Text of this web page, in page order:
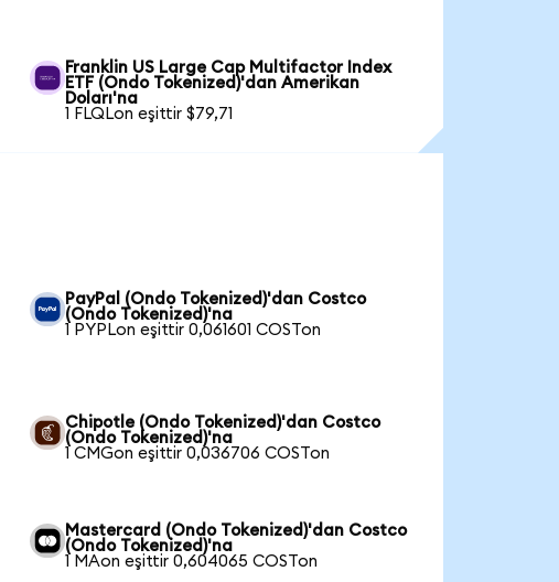
Franklin US Large Cap Multifactor Index
ETF (Ondo Tokenized)'dan Amerikan
Doları'na
1 FLQLon eşittir $79,71
PayPal (Ondo Tokenized)'dan Costco
(Ondo Tokenized)'na
1 PYPLon eşittir 0,061601 COSTon
Chipotle (Ondo Tokenized)'dan Costco
(Ondo Tokenized)'na
1 CMGon eşittir 0,036706 COSTon
Mastercard (Ondo Tokenized)'dan Costco
(Ondo Tokenized)'na
1 MAon eşittir 0,604065 COSTon